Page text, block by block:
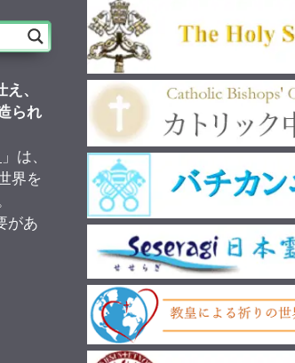
、
られ
」は、
界を
があ